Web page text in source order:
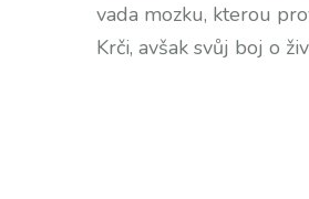
vada mozku, kterou
Krči, avšak svůj boj o